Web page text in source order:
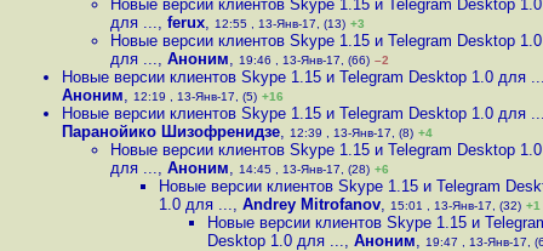
Новые версии клиентов Skype 1.15 и Telegram Desktop 1.0
для ..., ferux, 12:55 , 13-Янв-17, (13) +3
Новые версии клиентов Skype 1.15 и Telegram Desktop 1.0
для ..., Аноним, 19:46 , 13-Янв-17, (66) –2
Новые версии клиентов Skype 1.15 и Telegram Desktop 1.0 для
Аноним, 12:19 , 13-Янв-17, (5) +16
Новые версии клиентов Skype 1.15 и Telegram Desktop 1.0 для
Паранойико Шизофренидзе, 12:39 , 13-Янв-17, (8) +4
Новые версии клиентов Skype 1.15 и Telegram Desktop 1.0
для ..., Аноним, 14:45 , 13-Янв-17, (28) +6
Новые версии клиентов Skype 1.15 и Telegram
1.0 для ..., Andrey Mitrofanov, 15:01 , 13-Янв-17, (32) +1
Новые версии клиентов Skype 1.15 и
Desktop 1.0 для ..., Аноним, 19:47 , 13-Янв-17,